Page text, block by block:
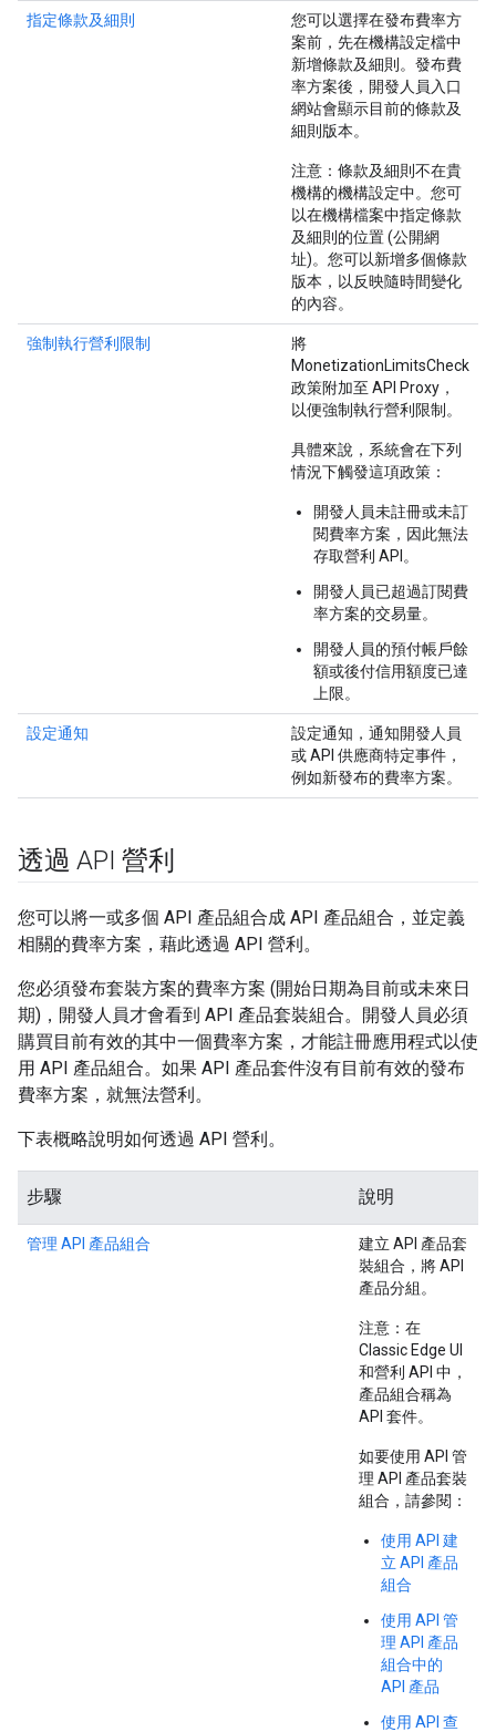
指定條款及細則
您可以選擇在發布費率方
案前，先在機構設定檔中
新增條款及細則。發布費
率方案後，開發人員入口
網站會顯示目前的條款及
細則版本。
注意 ：條款及細則不在貴
機構的機構設定中。您可
以在機構檔案中指定條款
及細則的位置 (公開網
址)。您可以新增多個條款
版本，以反映隨時間變化
的內容。
強制執行營利限制
將
MonetizationLimitsCheck
政策附加至 API Proxy，
以便強制執行營利限制。
具體來說，系統會在下列
情況下觸發這項政策：
開發人員未註冊或未訂
閱費率方案，因此無法
存取營利 API。
開發人員已超過訂閱費
率方案的交易量。
開發人員的預付帳戶餘
額或後付信用額度已達
上限。
設定通知
設定通知，通知開發人員
或 API 供應商特定事件，
例如新發布的費率方案。
透過 API 營利
您可以將一或多個 API 產品組合成 API 產品組合，並定義
相關的費率方案，藉此透過 API 營利。
您必須發布套裝方案的費率方案 (開始日期為目前或未來日
期)，開發人員才會看到 API 產品套裝組合。開發人員必須
購買目前有效的其中一個費率方案，才能註冊應用程式以使
用 API 產品組合。如果 API 產品套件沒有目前有效的發布
費率方案，就無法營利。
下表概略說明如何透過 API 營利。
步驟 說明
管理 API 產品組合
建立 API 產品套
裝組合，將 API
產品分組。
注意 ：在
Classic Edge UI
和營利 API 中，
產品組合稱為
API 套件。
如要使用 API 管
理 API 產品套裝
組合，請參閱：
使用 API 建
立 API 產品
組合
使用 API 管
理 API 產品
組合中的
API 產品
使用 API 查